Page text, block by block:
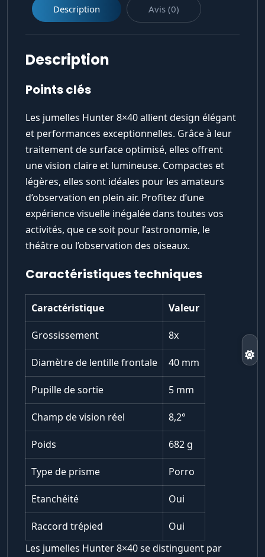
Description Avis (0)
Description
Points clés
Les jumelles Hunter 8×40 allient design élégant
et performances exceptionnelles. Grâce à leur
traitement de surface optimisé, elles offrent
une vision claire et lumineuse. Compactes et
légères, elles sont idéales pour les amateurs
d’observation en plein air. Profitez d’une
expérience visuelle inégalée dans toutes vos
activités, que ce soit pour l’astronomie, le
théâtre ou l’observation des oiseaux.
Caractéristiques techniques
Caractéristique Valeur
Grossissement 8x
Diamètre de lentille frontale 40 mm
Pupille de sortie 5 mm
Champ de vision réel 8,2°
Poids 682 g
Type de prisme Porro
Etanchéité Oui
Raccord trépied
Oui
Les jumelles Hunter 8×40 se distinguent par